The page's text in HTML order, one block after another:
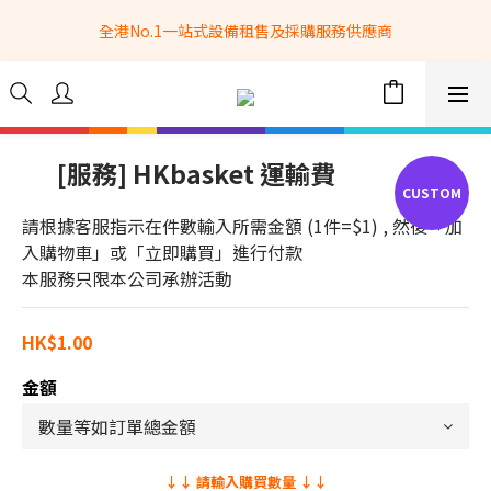
全港No.1一站式設備租售及採購服務供應商
全港No.1一站式設備租售及採購服務供應商
選購現貨產品全單滿$3500自家專送免運費 (只限網站落單, 不適用
於急單, 訂制產品, 屏風, 籠車, 舞台等)
info@hkbasket.com
全港No.1一站式設備租售及採購服務供應商
[服務] HKbasket 運輸費
請根據客服指示在件數輸入所需金額 (1件=$1) , 然後「加
入購物車」或「立即購買」進行付款
本服務只限本公司承辦活動
HK$1.00
金額